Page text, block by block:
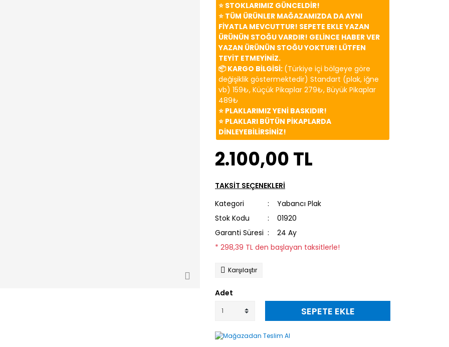
⭐️ STOKLARIMIZ GÜNCELDİR!
⭐️ TÜM ÜRÜNLER MAĞAZAMIZDA DA AYNI
FİYATLA MEVCUTTUR! SEPETE EKLE YAZAN
ÜRÜNÜN STOĞU VARDIR! GELİNCE HABER VER
YAZAN ÜRÜNÜN STOĞU YOKTUR! LÜTFEN
TEYİT ETMEYİNİZ.
📦 KARGO BİLGİSİ: (Türkiye içi bölgeye göre
değişiklik göstermektedir) Standart (plak, iğne
vb) 159₺, Küçük Pikaplar 279₺, Büyük Pikaplar
489₺
⭐️ PLAKLARIMIZ YENİ BASKIDIR!
⭐️ PLAKLARI BÜTÜN PİKAPLARDA
DİNLEYEBİLİRSİNİZ!
2.100,00 TL
TAKSİT SEÇENEKLERİ
Kategori
Yabancı Plak
Stok Kodu
01920
Garanti Süresi
24 Ay
* 298,39 TL den başlayan taksitlerle!
Karşılaştır
Adet
SEPETE EKLE